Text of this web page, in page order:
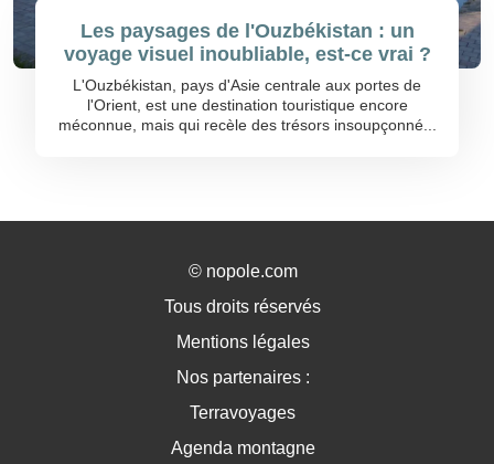
Les paysages de l'Ouzbékistan : un
voyage visuel inoubliable, est-ce vrai ?
L'Ouzbékistan, pays d'Asie centrale aux portes de
l'Orient, est une destination touristique encore
méconnue, mais qui recèle des trésors insoupçonné...
© nopole.com
Tous droits réservés
Mentions légales
Nos partenaires :
Terravoyages
Agenda montagne